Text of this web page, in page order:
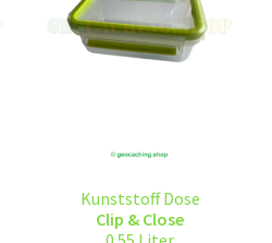
Kunststoff Dose
Clip & Close